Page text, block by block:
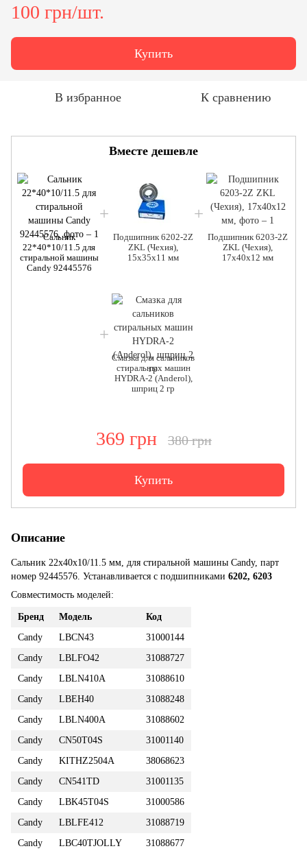
100 грн/шт.
Купить
В избранное К сравнению
Вместе дешевле
Сальник
22*40*10/11.5 для
стиральной машины
Candy 92445576
Подшипник 6202-2Z
ZKL (Чехия),
15x35x11 мм
Подшипник 6203-2Z
ZKL (Чехия),
17x40x12 мм
Смазка для сальников
стиральных машин
HYDRA-2 (Anderol),
шприц 2 гр
369 грн 380 грн
Купить
Описание
Сальник 22x40x10/11.5 мм, для стиральной машины Candy, парт
номер 92445576. Устанавливается с подшипниками 6202, 6203
Совместимость моделей:
Бренд Модель
Код
Candy
LBCN43
31000144
Candy
LBLFO42
31088727
Candy
LBLN410A
31088610
Candy
LBEH40
31088248
Candy
LBLN400A
31088602
Candy
CN50T04S
31001140
Candy
KITHZ2504A
38068623
Candy
CN541TD
31001135
Candy
LBK45T04S
31000586
Candy
LBLFE412
31088719
Candy
LBC40TJOLLY
31088677